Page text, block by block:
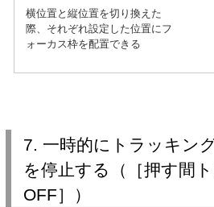
横位置と縦位置を切り換えた
際、それぞれ設定した位置にフ
ォーカス枠を配置できる
7. 一時的にトラッキン
を停止する（［押す間
OFF］）